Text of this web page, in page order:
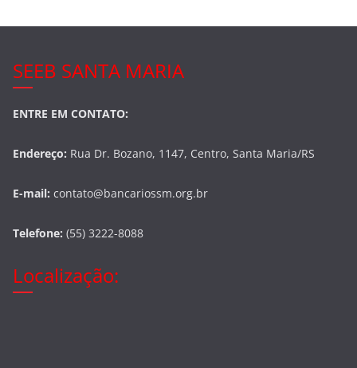
SEEB SANTA MARIA
ENTRE EM CONTATO:
Endereço: Rua Dr. Bozano, 1147, Centro, Santa Maria/RS
E-mail: contato@bancariossm.org.br
Telefone: (55) 3222-8088
Localização: